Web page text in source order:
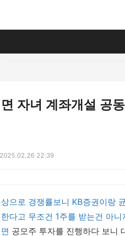
자녀 계좌개설 공
2025.02.26 22:39
으로 경쟁률보니 KB증권이랑
다고 무조건 1주를 받는건 아
공모주 투자를 진행하다 보니